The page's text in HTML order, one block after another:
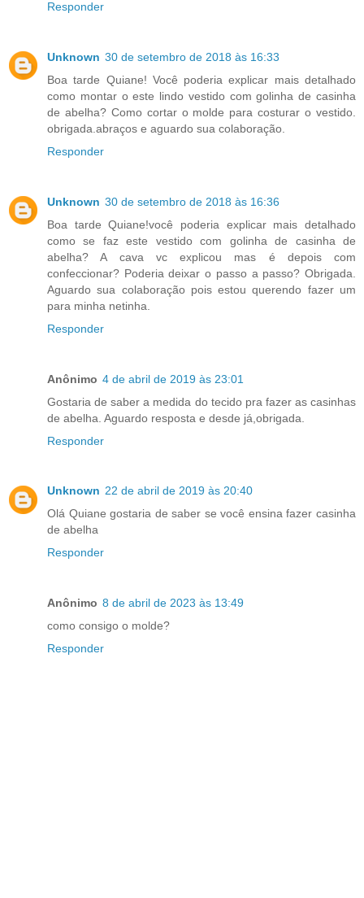
Responder
Unknown 30 de setembro de 2018 às 16:33
Boa tarde Quiane! Você poderia explicar mais detalhado
como montar o este lindo vestido com golinha de casinha
de abelha? Como cortar o molde para costurar o vestido.
obrigada.abraços e aguardo sua colaboração.
Responder
Unknown 30 de setembro de 2018 às 16:36
Boa tarde Quiane!você poderia explicar mais detalhado
como se faz este vestido com golinha de casinha de
abelha? A cava vc explicou mas é depois com
confeccionar? Poderia deixar o passo a passo? Obrigada.
Aguardo sua colaboração pois estou querendo fazer um
para minha netinha.
Responder
Anônimo 4 de abril de 2019 às 23:01
Gostaria de saber a medida do tecido pra fazer as casinhas
de abelha. Aguardo resposta e desde já,obrigada.
Responder
Unknown 22 de abril de 2019 às 20:40
Olá Quiane gostaria de saber se você ensina fazer casinha
de abelha
Responder
Anônimo 8 de abril de 2023 às 13:49
como consigo o molde?
Responder